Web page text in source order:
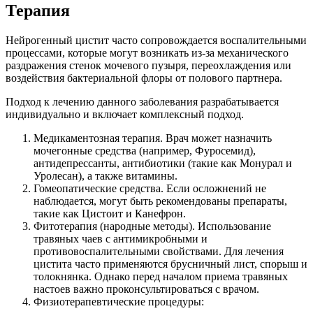
Терапия
Нейрогенный цистит часто сопровождается воспалительными
процессами, которые могут возникать из-за механического
раздражения стенок мочевого пузыря, переохлаждения или
воздействия бактериальной флоры от полового партнера.
Подход к лечению данного заболевания разрабатывается
индивидуально и включает комплексный подход.
Медикаментозная терапия. Врач может назначить
мочегонные средства (например, Фуросемид),
антидепрессанты, антибиотики (такие как Монурал и
Уролесан), а также витамины.
Гомеопатические средства. Если осложнений не
наблюдается, могут быть рекомендованы препараты,
такие как Цистоит и Канефрон.
Фитотерапия (народные методы). Использование
травяных чаев с антимикробными и
противовоспалительными свойствами. Для лечения
цистита часто применяются брусничный лист, спорыш и
толокнянка. Однако перед началом приема травяных
настоев важно проконсультироваться с врачом.
Физиотерапевтические процедуры: